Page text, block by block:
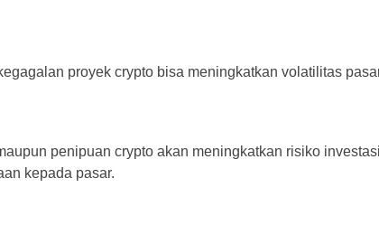
proyek crypto bisa meningkatkan volatilitas
penipuan crypto akan meningkatkan risiko
kepada pasar.